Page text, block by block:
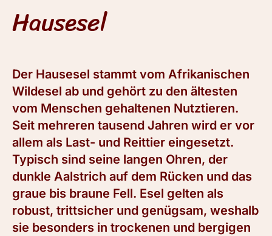
Hausesel
Der Hausesel stammt vom Afrikanischen
Wildesel ab und gehört zu den ältesten
vom Menschen gehaltenen Nutztieren.
Seit mehreren tausend Jahren wird er vor
allem als Last- und Reittier eingesetzt.
Typisch sind seine langen Ohren, der
dunkle Aalstrich auf dem Rücken und das
graue bis braune Fell. Esel gelten als
robust, trittsicher und genügsam, weshalb
sie besonders in trockenen und bergigen